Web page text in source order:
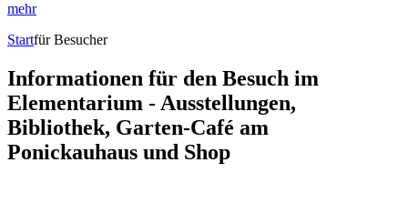
mehr
Startfür Besucher
Informationen für den Besuch im
Elementarium - Ausstellungen,
Bibliothek, Garten-Café am
Ponickauhaus und Shop